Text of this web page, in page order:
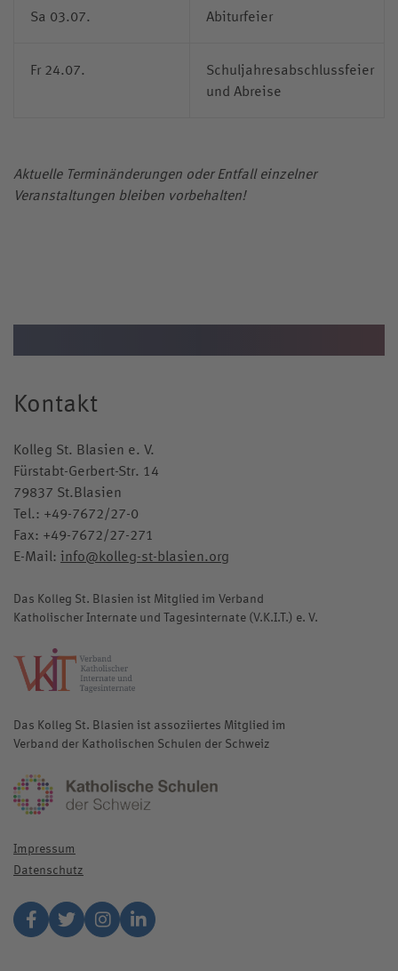
Sa 03.07. Abiturfeier
Fr 24.07.
Schuljahresabschlussfeier
und Abreise
Aktuelle Terminänderungen oder Entfall einzelner
Veranstaltungen bleiben vorbehalten!
Kontakt
Kolleg St. Blasien e. V.
Fürstabt-Gerbert-Str. 14
79837 St.Blasien
Tel.: +49-7672/27-0
Fax: +49-7672/27-271
E-Mail: info@kolleg-st-blasien.org
Das Kolleg St. Blasien ist Mitglied im Verband
Katholischer Internate und Tagesinternate (V.K.I.T.) e. V.
Das Kolleg St. Blasien ist assoziiertes Mitglied im
Verband der Katholischen Schulen der Schweiz
Impressum
Datenschutz
FacebookTwitterInstagramLinkedin